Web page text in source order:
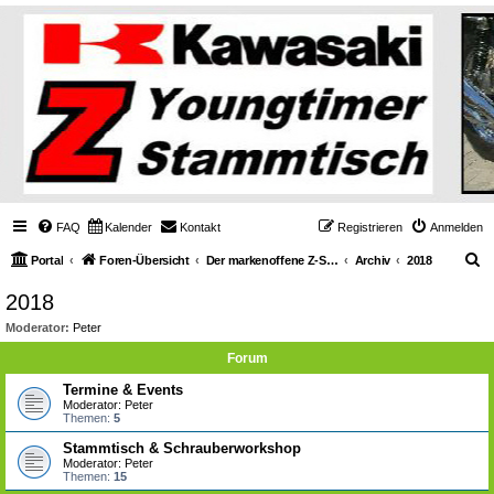
FAQ Kalender Kontakt Anmelden
Registrieren
Portal Foren-Übersicht Der markenoffene Z-Stammtisch für Youngtimerbiker Archiv 2018
2018
Moderator: Peter
Forum
Termine & Events
Moderator: Peter
Themen: 5
Stammtisch & Schrauberworkshop
Moderator: Peter
Themen: 15